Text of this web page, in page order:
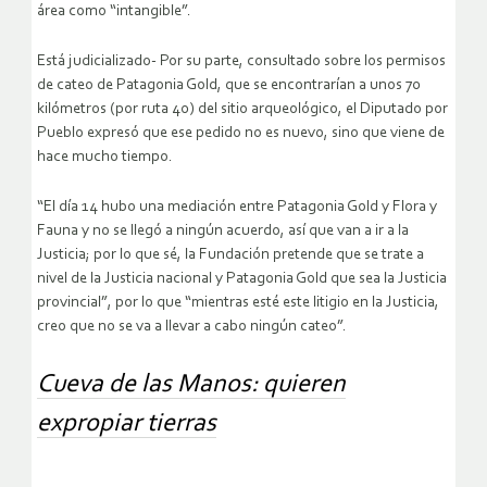
área como “intangible”.
Está judicializado- Por su parte, consultado sobre los permisos
de cateo de Patagonia Gold, que se encontrarían a unos 70
kilómetros (por ruta 40) del sitio arqueológico, el Diputado por
Pueblo expresó que ese pedido no es nuevo, sino que viene de
hace mucho tiempo.
“El día 14 hubo una mediación entre Patagonia Gold y Flora y
Fauna y no se llegó a ningún acuerdo, así que van a ir a la
Justicia; por lo que sé, la Fundación pretende que se trate a
nivel de la Justicia nacional y Patagonia Gold que sea la Justicia
provincial”, por lo que “mientras esté este litigio en la Justicia,
creo que no se va a llevar a cabo ningún cateo”.
Cueva de las Manos: quieren
expropiar tierras